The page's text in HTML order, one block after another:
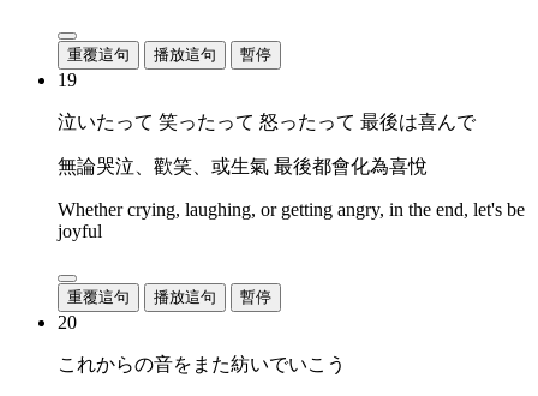
重覆這句 播放這句 暫停
19
泣いたって 笑ったって 怒ったって 最後は喜んで
無論哭泣、歡笑、或生氣 最後都會化為喜悅
Whether crying, laughing, or getting angry, in the end, let's be
joyful
重覆這句 播放這句 暫停
20
これからの音をまた紡いでいこう